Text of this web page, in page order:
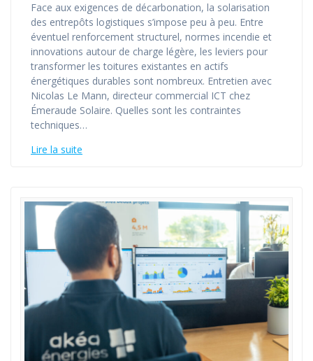
Face aux exigences de décarbonation, la solarisation
des entrepôts logistiques s’impose peu à peu. Entre
éventuel renforcement structurel, normes incendie et
innovations autour de charge légère, les leviers pour
transformer les toitures existantes en actifs
énergétiques durables sont nombreux. Entretien avec
Nicolas Le Mann, directeur commercial ICT chez
Émeraude Solaire. Quelles sont les contraintes
techniques…
Lire la suite